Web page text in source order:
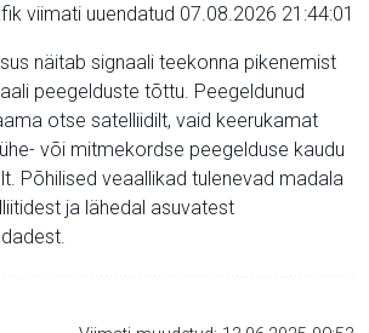
viimati uuendatud 07.08.2026 21:44:01
näitab signaali teekonna pikenemist
peegelduste tõttu. Peegeldunud
otse satelliidilt, vaid keerukamat
või mitmekordse peegelduse kaudu
Põhilised veaallikad tulenevad madala
ja lähedal asuvatest